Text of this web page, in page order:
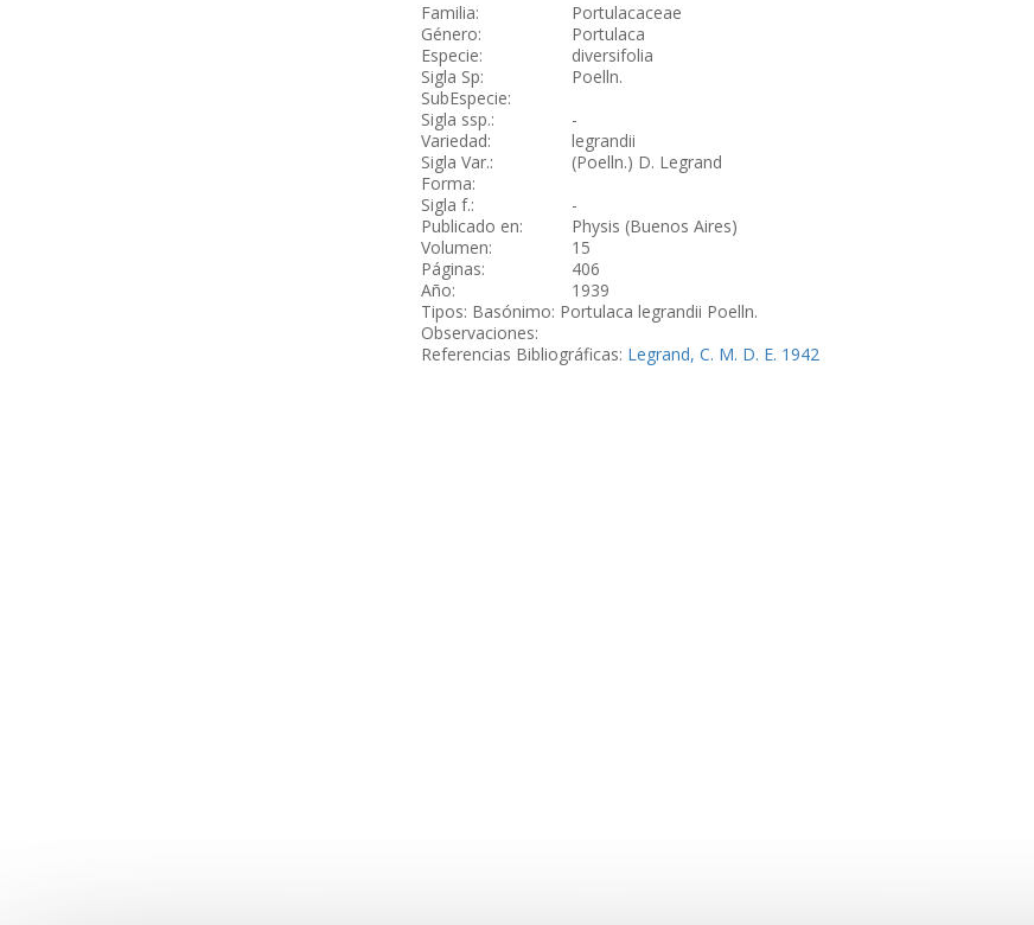
Familia:
Portulacaceae
Género:
Portulaca
Especie:
diversifolia
Sigla Sp:
Poelln.
SubEspecie:
Sigla ssp.:
-
Variedad:
legrandii
Sigla Var.:
(Poelln.) D. Legrand
Forma:
Sigla f.:
-
Publicado en:
Physis (Buenos Aires)
Volumen:
15
Páginas:
406
Año:
1939
Tipos: Basónimo: Portulaca legrandii Poelln.
Observaciones:
Referencias Bibliográficas: Legrand, C. M. D. E. 1942